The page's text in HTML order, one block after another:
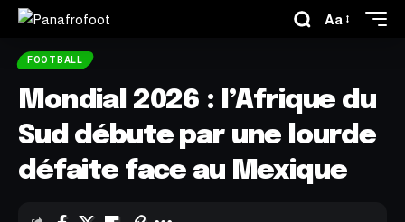
Aa
FOOTBALL
Mondial 2026 : l’Afrique du
Sud débute par une lourde
défaite face au Mexique